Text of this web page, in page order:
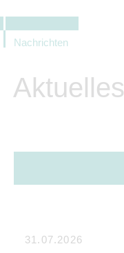
Nachrichten
Aktuelles
31.07.2026